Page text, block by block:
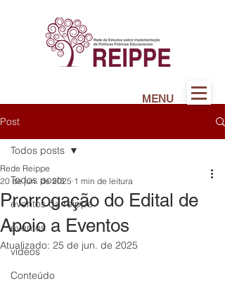
MENU
Post
Todos posts
eventos da reippe
eventos
vídeos
Conteúdo
Todos posts
Prorrogação do Edital de
Apoio a Eventos
Rede Reippe
20 de jun. de 2025 1 min de leitura
Atualizado: 25 de jun. de 2025